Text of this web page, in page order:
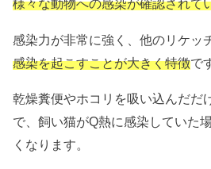
様々な動物への感染が確認されて
感染力が非常に強く、他のリケッ
感染を起こすことが大きく特徴で
乾燥糞便やホコリを吸い込んだだ
で、飼い猫がQ熱に感染していた
くなります。